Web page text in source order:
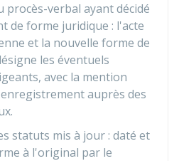
procès-verbal ayant décidé
de forme juridique : l'acte
et la nouvelle forme de
les éventuels
avec la mention
auprès des
statuts mis à jour : daté et
à l'original par le